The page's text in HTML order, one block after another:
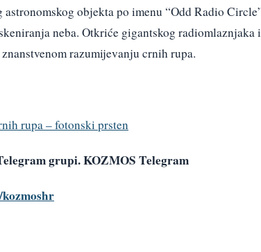
objekta po imenu “Odd Radio
neba. Otkriće gigantskog radiomlaznjaka i
razumijevanju crnih rupa.
rupa – fotonski prsten
grupi. KOZMOS Telegram